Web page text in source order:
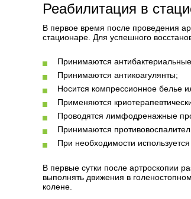
Реабилитация в
В первое время после проведения
стационаре. Для успешного
Принимаются
Принимаются антикоагулянты;
Носится компрессионное белье
Применяются
Проводятся лимфодренажные
Принимаются
При необходимости
В первые сутки после артроскопии
выполнять движения в
колене.